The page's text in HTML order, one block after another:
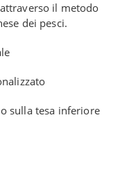
il metodo
dei pesci.
sulla tesa inferiore